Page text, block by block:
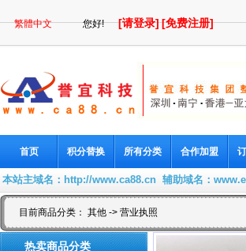
繁體中文 您好![请登录][免费注册]
首页 积分替换 所有分类 合作加盟
本站主域名： http://www.ca88.cn 辅助域名：
目前商品分类： 其他 -> 营业执照
热卖商品分类